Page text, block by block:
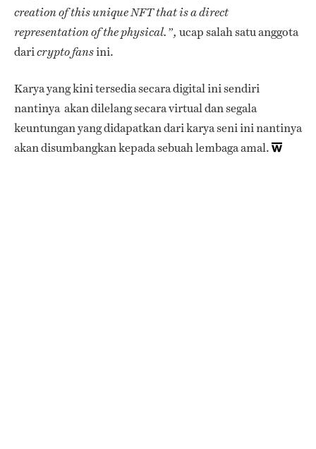
creation of this unique NFT that is a direct
representation of the physical.”, ucap salah satu anggota
daricrypto fansini.
Karya yang kini tersedia secara digital ini sendiri
nantinya akan dilelang secara virtual dan segala
keuntungan yang didapatkan dari karya seni ini nantinya
akan disumbangkan kepada sebuah lembaga amal.